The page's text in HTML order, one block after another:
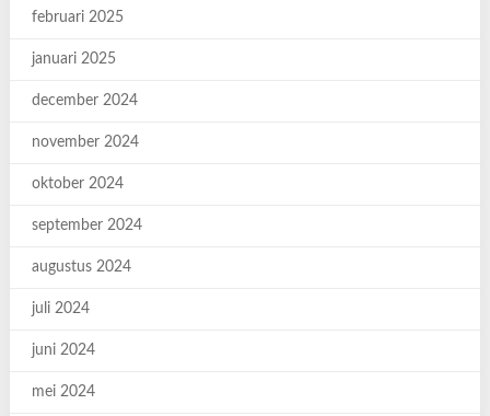
februari 2025
januari 2025
december 2024
november 2024
oktober 2024
september 2024
augustus 2024
juli 2024
juni 2024
mei 2024